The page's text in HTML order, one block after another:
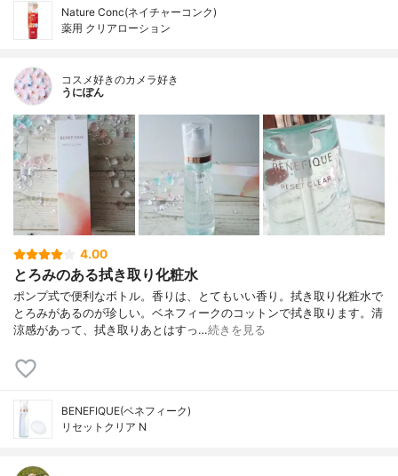
Nature Conc(ネイチャーコンク)
薬用 クリアローション
コスメ好きのカメラ好き
うにぽん
4.00
とろみのある拭き取り化粧水
ポンプ式で便利なボトル。香りは、とてもいい香り。拭き取り化粧水で
とろみがあるのが珍しい。ベネフィークのコットンで拭き取ります。清
涼感があって、拭き取りあとはすっ…続きを見る
BENEFIQUE(ベネフィーク)
リセットクリア N